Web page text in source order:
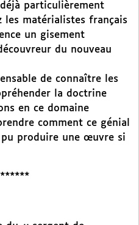
particulièrement
les matérialistes français
un gisement
du nouveau
de connaître les
la doctrine
en ce domaine
comment ce génial
produire une œuvre si